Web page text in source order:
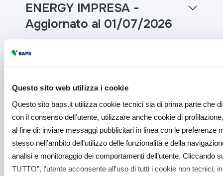
Questo sito web utilizza i cookie
Questo sito baps.it utilizza cookie tecnici sia di prima parte che
con il consenso dell’utente, utilizzare anche cookie di
al fine di: inviare messaggi pubblicitari in linea con le preferenze
stesso nell’ambito dell’utilizzo delle funzionalità e della
analisi e monitoraggio dei comportamenti dell’utente. Cliccando
TUTTO”, l’utente acconsente all’uso di tutti i cookie non tecnici,
ENERGY IMPRESA -
Aggiornato al 01/07/2026
FINANZIAMENTO
CONTRATTO DI FILIERA -
Aggiornato al 01/07/2026
FINANZIAMENTI CON
GARANZIA DEL FONDO